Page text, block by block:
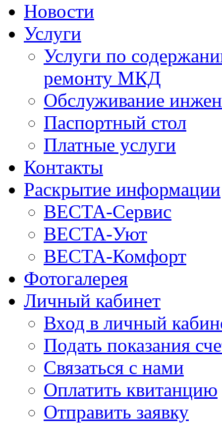
Новости
Услуги
Услуги по
ремонту МКД
Обслуживание
Паспортный стол
Платные услуги
Контакты
Раскрытие информации
ВЕСТА-Сервис
ВЕСТА-Уют
ВЕСТА-Комфорт
Фотогалерея
Личный кабинет
Вход в личный
Подать показания
Связаться с нами
Оплатить квитанцию
Отправить заявку